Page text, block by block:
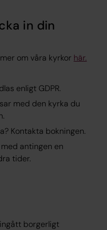
in din
om våra kyrkor här.
enligt GDPR.
med den kyrka du
Kontakta bokningen.
antingen en
tider.
borgerligt